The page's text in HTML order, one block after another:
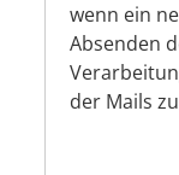
wenn ein
Absenden
der Mails